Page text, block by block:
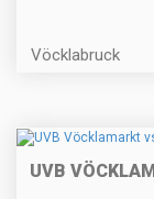
Vöcklabruck
UVB